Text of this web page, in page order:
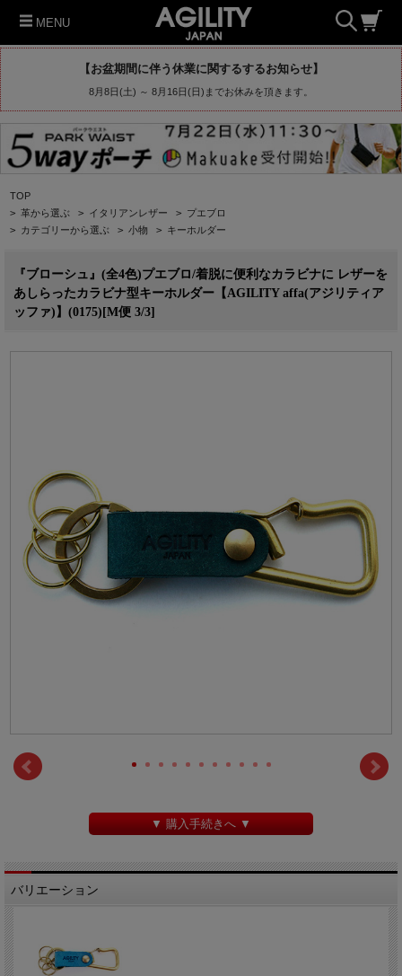
MENU
【お盆期間に伴う休業に関するするお知らせ】
8月8日(土) ～ 8月16日(日)までお休みを頂きます。
TOP
> 革から選ぶ > イタリアンレザー > プエブロ
> カテゴリーから選ぶ > 小物 > キーホルダー
『ブローシュ』(全4色)プエブロ/着脱に便利なカラビナに レザーを
あしらったカラビナ型キーホルダー【AGILITY affa(アジリティア
ッファ)】(0175)[M便 3/3]
▼ 購入手続きへ ▼
バリエーション